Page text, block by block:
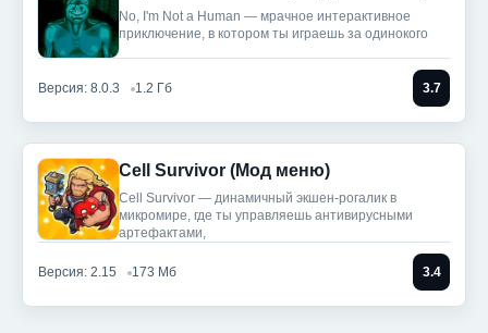
No, I'm Not a Human — мрачное интерактивное
приключение, в котором ты играешь за одинокого
Версия: 8.0.3 1.2 Гб 3.7
Cell Survivor (Мод меню)
Cell Survivor — динамичный экшен-рогалик в
микромире, где ты управляешь антивирусными
артефактами,
Версия: 2.15 173 Мб 3.4